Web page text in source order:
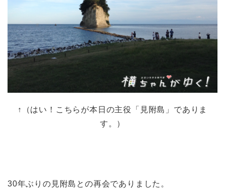
↑（はい！こちらが本日の主役「見附島」でありま
す。）
30年ぶりの見附島との再会でありました。